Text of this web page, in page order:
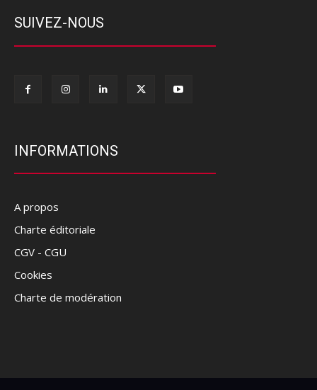
SUIVEZ-NOUS
INFORMATIONS
A propos
Charte éditoriale
CGV - CGU
Cookies
Charte de modération